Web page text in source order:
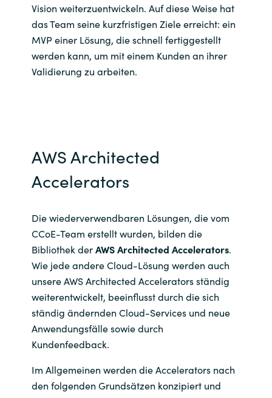
Poland
Portugal
Qatar
Spain
Sri Lanka
Sweden
Switzerland
United Kingdom
Vision weiterzuentwickeln. Auf diese Weise hat
das Team seine kurzfristigen Ziele erreicht: ein
MVP einer Lösung, die schnell fertiggestellt
werden kann, um mit einem Kunden an ihrer
Validierung zu arbeiten.
AWS Architected
Accelerators
Die wiederverwendbaren Lösungen, die vom
CCoE-Team erstellt wurden, bilden die
Bibliothek derAWS Architected Accelerators.
Wie jede andere Cloud-Lösung werden auch
unsere AWS Architected Accelerators ständig
weiterentwickelt, beeinflusst durch die sich
ständig ändernden Cloud-Services und neue
Anwendungsfälle sowie durch
Kundenfeedback.
Im Allgemeinen werden die Accelerators nach
den folgenden Grundsätzen konzipiert und